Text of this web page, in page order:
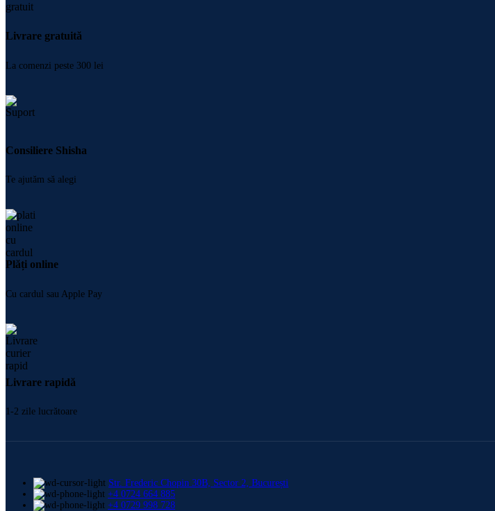
Livrare gratuită
La comenzi peste 300 lei
Consiliere Shisha
Te ajutăm să alegi
Plăți online
Cu cardul sau Apple Pay
Livrare rapidă
1-2 zile lucrătoare
Str. Frederic Chopin 30B, Sector 2, București
+4 0724 664 885
+4 0729 998 728